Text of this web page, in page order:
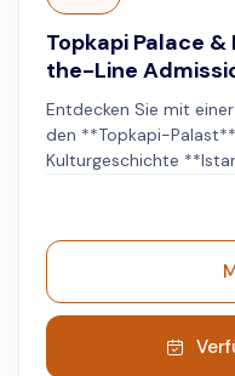
Topkapi Palace
the-Line
Entdecken Sie mit
den **Topkapi-
Kulturgeschichte
**Topkapi-Palast**
Innenräume mit
Akzenten und
Einblick in das höfische
**downloadbaren
mehr über die
**Harem** und die